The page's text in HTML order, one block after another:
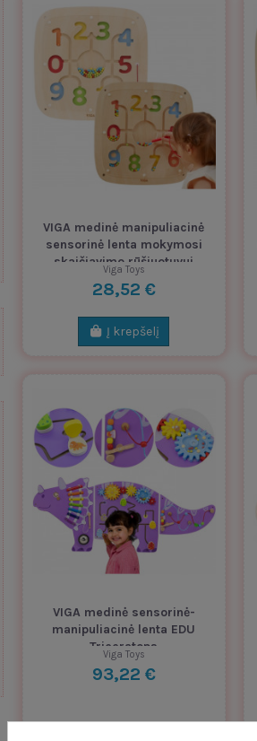
VIGA medinė manipuliacinė
sensorinė lenta mokymosi
skaičiavimo rūšiuotuvui
Viga Toys
28,52 €
Į krepšelį
VIGA medinė sensorinė-
manipuliacinė lenta EDU
Triceratops
Viga Toys
93,22 €